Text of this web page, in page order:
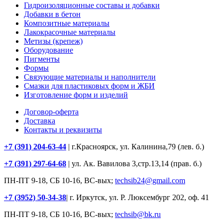
Гидроизоляционные составы и добавки
Добавки в бетон
Композитные материалы
Лакокрасочные материалы
Метизы (крепеж)
Оборудование
Пигменты
Формы
Связующие материалы и наполнители
Смазки для пластиковых форм и ЖБИ
Изготовление форм и изделий
Договор-оферта
Доставка
Контакты и реквизиты
+7 (391) 204-63-44 | г.Красноярск, ул. Калинина,79 (лев. б.)
+7 (391) 297-64-68 | ул. Ак. Вавилова 3,стр.13,14 (прав. б.)
ПН-ПТ 9-18, СБ 10-16, ВС-вых; techsib24@gmail.com
+7 (3952) 50-34-38| г. Иркутск, ул. Р. Люксембург 202, оф. 41
ПН-ПТ 9-18, СБ 10-16, ВС-вых; techsib@bk.ru